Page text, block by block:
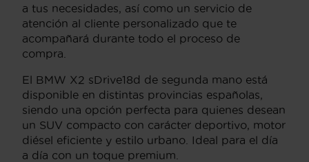
a tus necesidades, así como un servicio de
atención al cliente personalizado que te
acompañará durante todo el proceso de
compra.
El BMW X2 sDrive18d de segunda mano está
disponible en distintas provincias españolas,
siendo una opción perfecta para quienes desean
un SUV compacto con carácter deportivo, motor
diésel eficiente y estilo urbano. Ideal para el día
a día con un toque premium.